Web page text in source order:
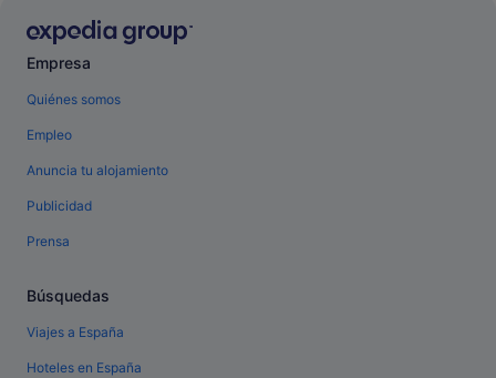
Empresa
Quiénes somos
Empleo
Anuncia tu alojamiento
Publicidad
Prensa
Búsquedas
Viajes a España
Hoteles en España